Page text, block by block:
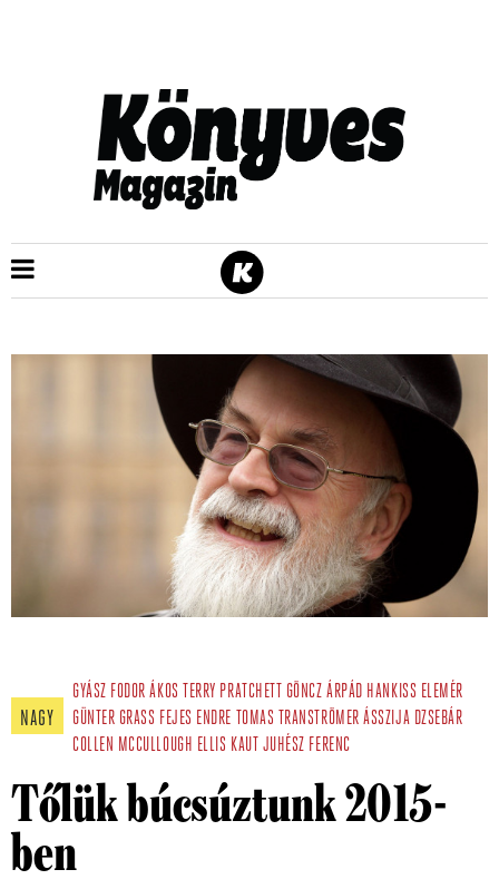
NAGY
GYÁSZ FODOR ÁKOS TERRY PRATCHETT GÖNCZ ÁRPÁD HANKISS ELEMÉR
GÜNTER GRASS FEJES ENDRE TOMAS TRANSTRÖMER ÁSSZIJA DZSEBÁR
COLLEN MCCULLOUGH ELLIS KAUT JUHÉSZ FERENC
Tőlük búcsúztunk 2015-
ben